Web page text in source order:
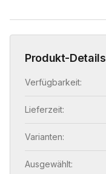
Produkt-Details
Verfügbarkeit:
Lieferzeit:
Varianten:
Ausgewählt: